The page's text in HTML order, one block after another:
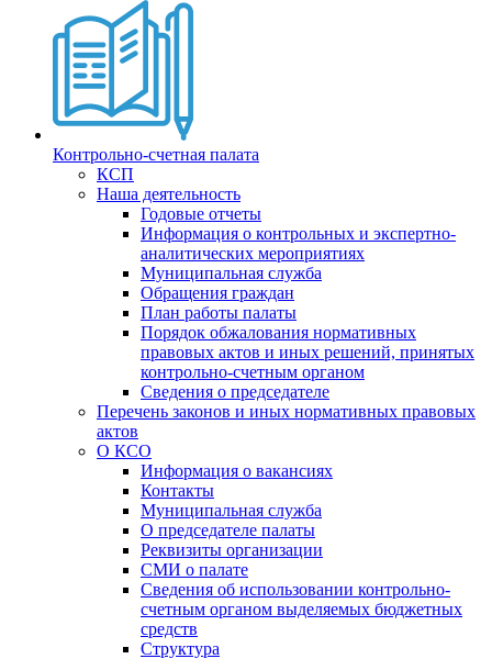
Контрольно-счетная палата
КСП
Наша деятельность
Годовые отчеты
Информация о контрольных и экспертно-
аналитических мероприятиях
Муниципальная служба
Обращения граждан
План работы палаты
Порядок обжалования нормативных
правовых актов и иных решений, принятых
контрольно-счетным органом
Сведения о председателе
Перечень законов и иных нормативных правовых
актов
О КСО
Информация о вакансиях
Контакты
Муниципальная служба
О председателе палаты
Реквизиты организации
СМИ о палате
Сведения об использовании контрольно-
счетным органом выделяемых бюджетных
средств
Структура